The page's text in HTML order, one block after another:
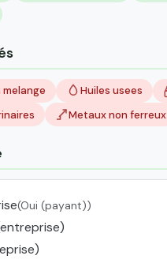
Huiles usees
Metaux non ferreux
(Oui (payant))